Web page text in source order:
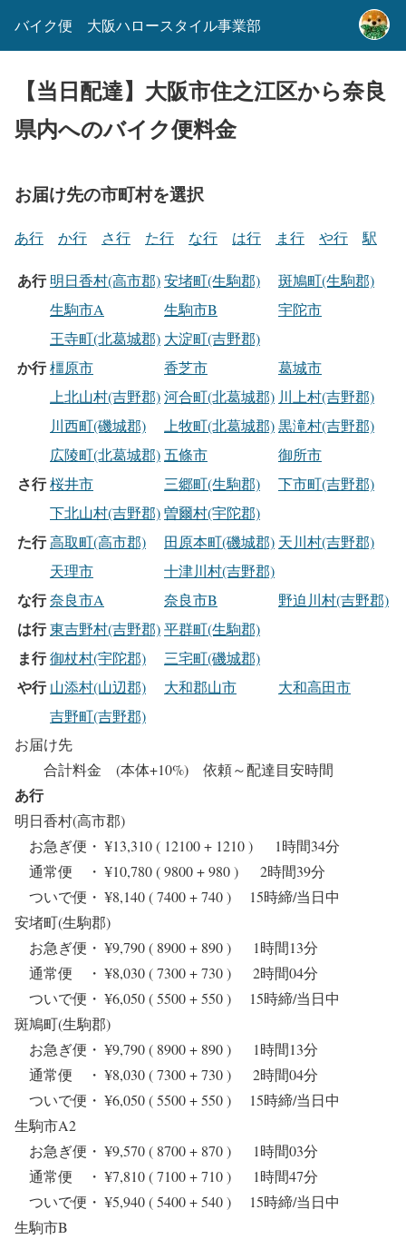
バイク便 大阪ハロースタイル事業部
【当日配達】大阪市住之江区から奈良
県内へのバイク便料金
お届け先の市町村を選択
あ行 か行 さ行 た行 な行 は行 ま行 や行 駅
あ行 明日香村(高市郡)安堵町(生駒郡)
斑鳩町(生駒郡)
生駒市A
生駒市B
宇陀市
王寺町(北葛城郡) 大淀町(吉野郡)
か行橿原市 香芝市
葛城市
上北山村(吉野郡)河合町(北葛城郡) 川上村(吉野郡)
川西町(磯城郡)
上牧町(北葛城郡)黒滝村(吉野郡)
広陵町(北葛城郡)五條市 御所市
さ行桜井市 三郷町(生駒郡)
下市町(吉野郡)
下北山村(吉野郡)曽爾村(宇陀郡)
た行高取町(高市郡) 田原本町(磯城郡) 天川村(吉野郡)
天理市
十津川村(吉野郡)
な行奈良市A 奈良市B 野迫川村(吉野郡)
は行東吉野村(吉野郡)平群町(生駒郡)
ま行御杖村(宇陀郡) 三宅町(磯城郡)
や行 山添村(山辺郡) 大和郡山市
大和高田市
吉野町(吉野郡)
お届け先
合計料金 (本体+10%) 依頼～配達目安時間
あ行
明日香村(高市郡)
お急ぎ便・ ¥13,310 ( 12100 + 1210 ) 1時間34分
通常便 ・ ¥10,780 ( 9800 + 980 ) 2時間39分
ついで便・ ¥8,140 ( 7400 + 740 ) 15時締/当日中
安堵町(生駒郡)
お急ぎ便・ ¥9,790 ( 8900 + 890 ) 1時間13分
通常便 ・ ¥8,030 ( 7300 + 730 ) 2時間04分
ついで便・ ¥6,050 ( 5500 + 550 ) 15時締/当日中
斑鳩町(生駒郡)
お急ぎ便・ ¥9,790 ( 8900 + 890 ) 1時間13分
通常便 ・ ¥8,030 ( 7300 + 730 ) 2時間04分
ついで便・ ¥6,050 ( 5500 + 550 ) 15時締/当日中
生駒市A2
お急ぎ便・ ¥9,570 ( 8700 + 870 ) 1時間03分
通常便 ・ ¥7,810 ( 7100 + 710 ) 1時間47分
ついで便・ ¥5,940 ( 5400 + 540 ) 15時締/当日中
生駒市B